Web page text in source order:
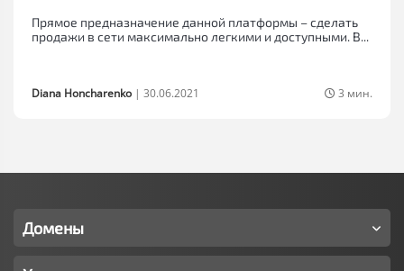
Прямое предназначение данной платформы – сделать
продажи в сети максимально легкими и доступными. В...
Diana Honcharenko | 30.06.2021 3 мин.
Домены